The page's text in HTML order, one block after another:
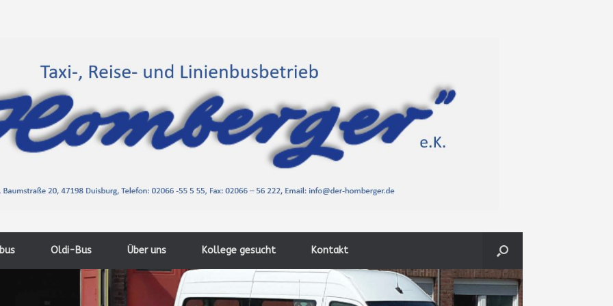
Oldi-Bus Über uns Kollege gesucht Kontakt